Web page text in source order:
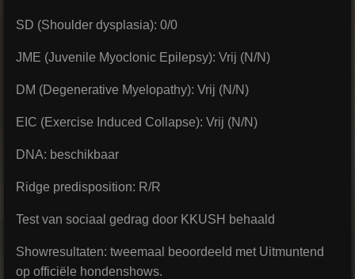
SD (Shoulder dysplasia): 0/0
JME (Juvenile Myoclonic Epilepsy): Vrij (N/N)
DM (Degenerative Myelopathy): Vrij (N/N)
EIC (Exercise Induced Collapse): Vrij (N/N)
DNA: beschikbaar
Ridge predisposition: R/R
Test van sociaal gedrag door KKUSH behaald
Showresultaten: tweemaal beoordeeld met Uitmuntend
op officiële hondenshows.